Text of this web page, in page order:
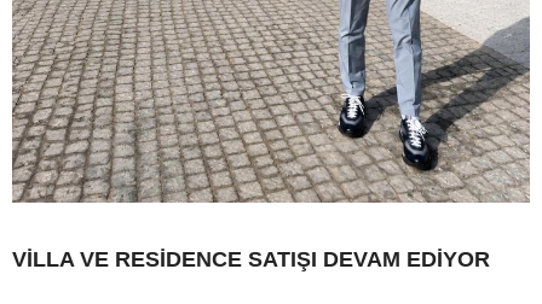
VİLLA VE RESİDENCE SATIŞI DEVAM EDİYOR